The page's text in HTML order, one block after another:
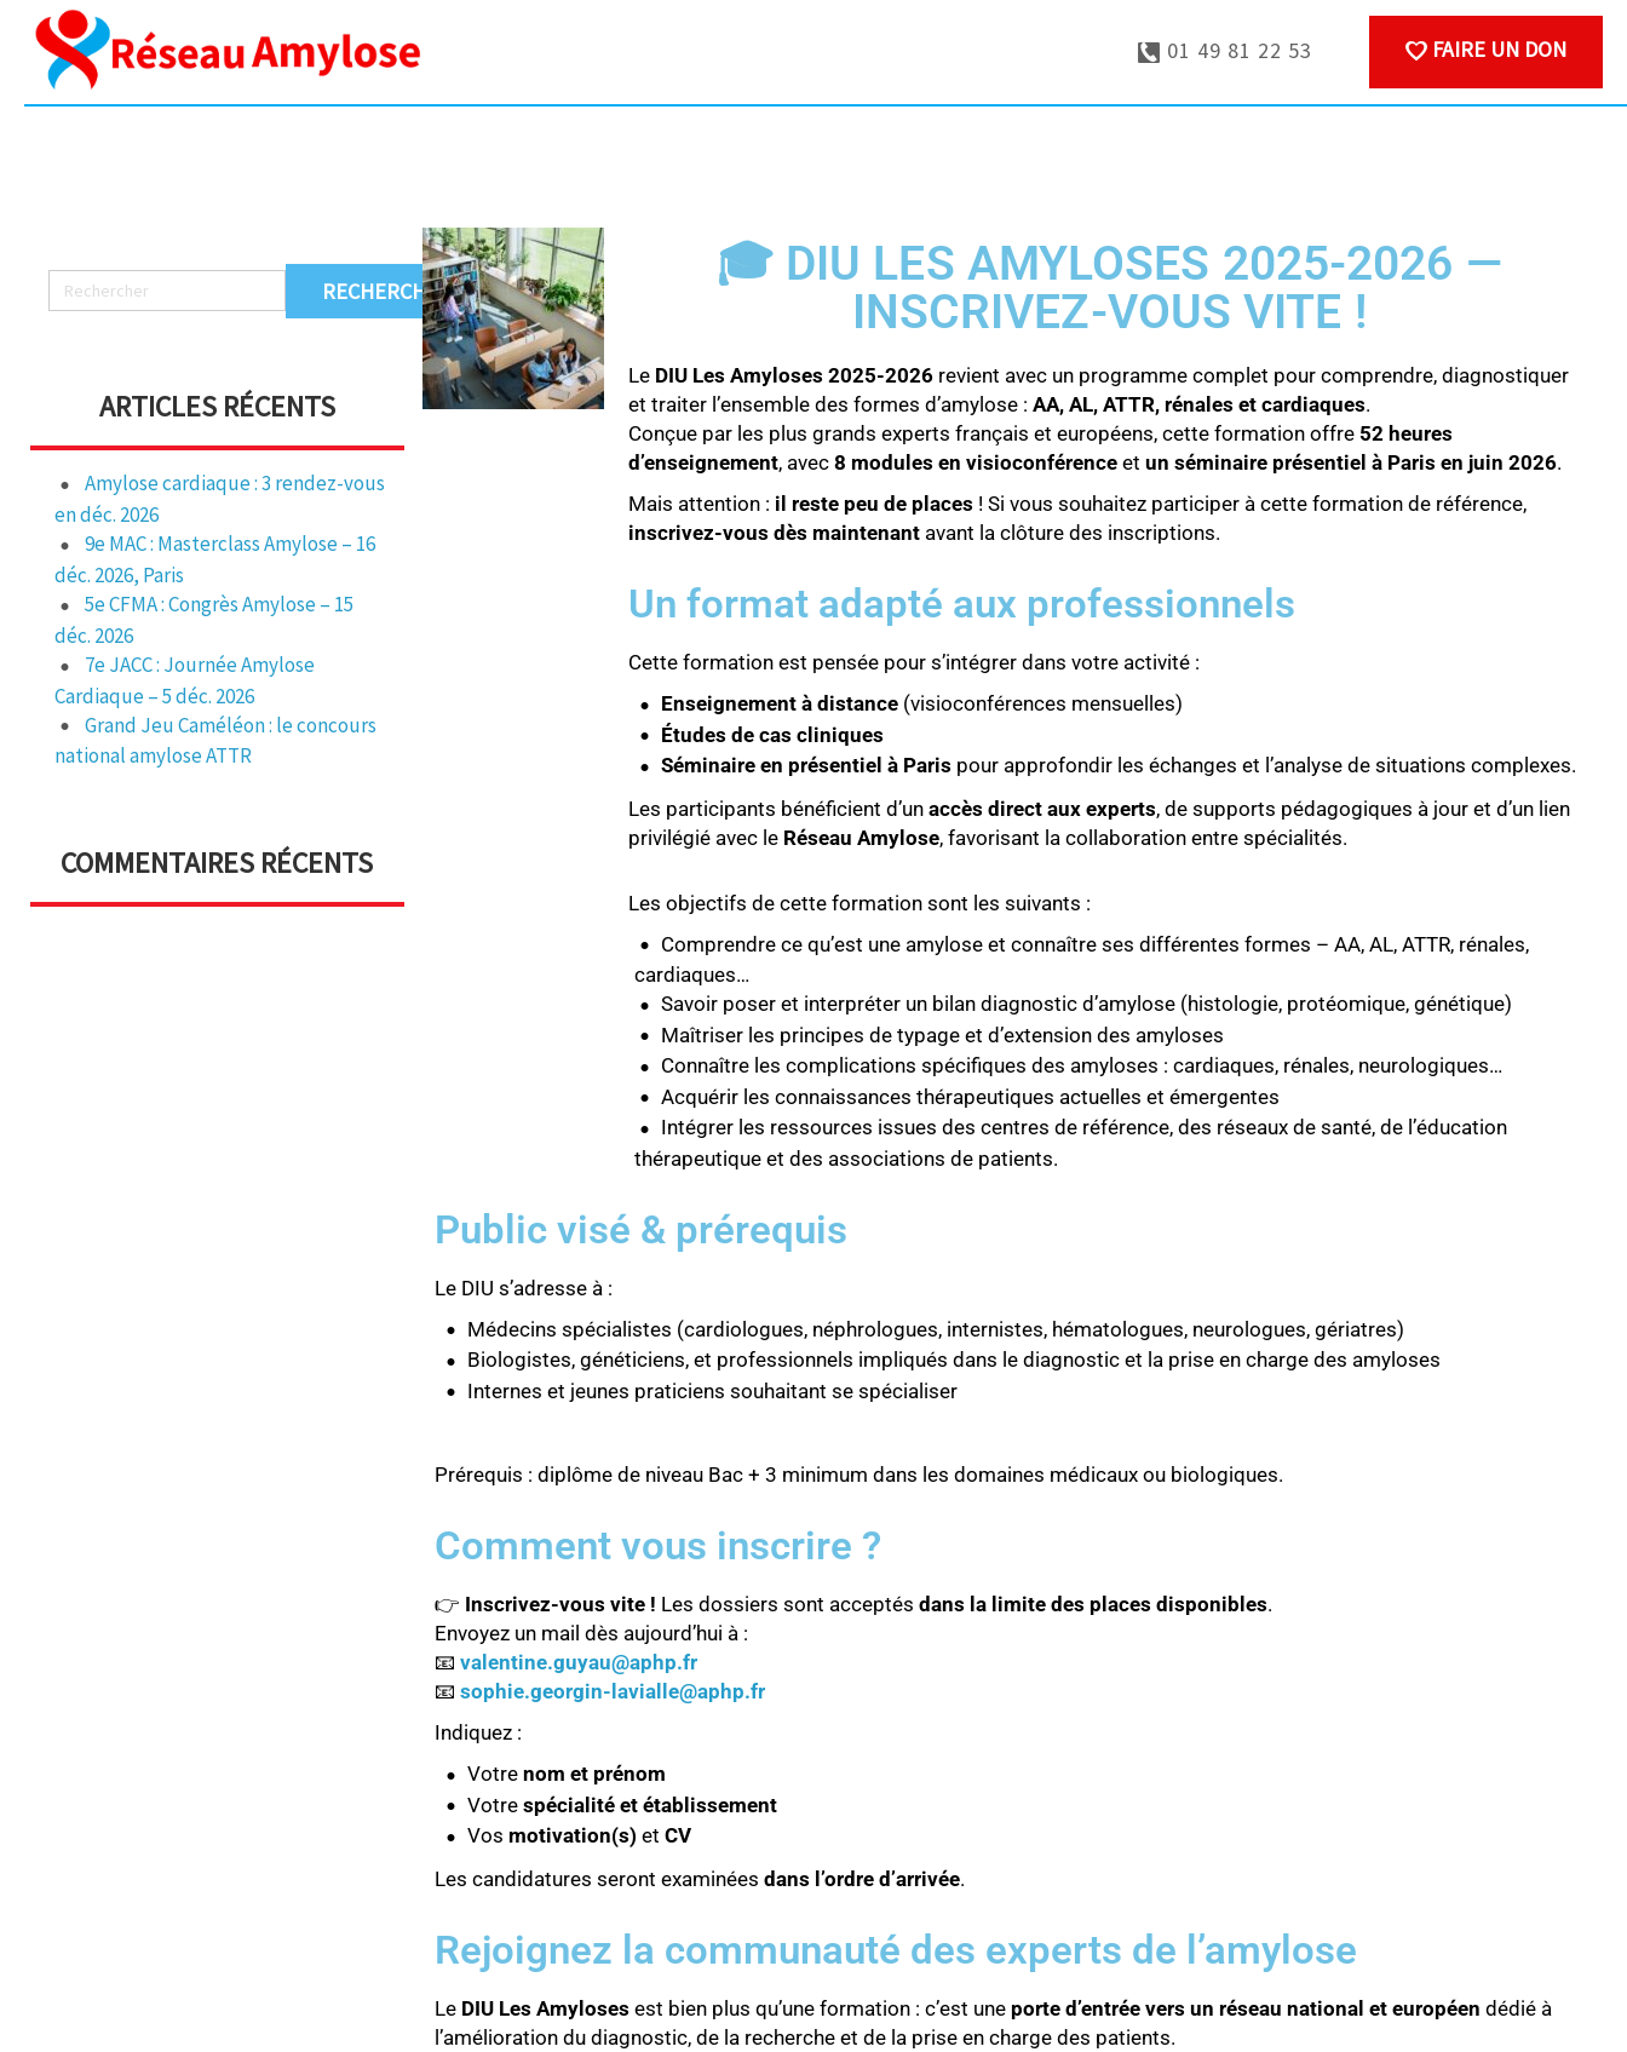
FAIRE UN DON
01 49 81 22 53
ARTICLES RÉCENTS
Amylose cardiaque : 3 rendez-vous
en déc. 2026
9e MAC : Masterclass Amylose – 16
déc. 2026, Paris
5e CFMA : Congrès Amylose – 15
déc. 2026
7e JACC : Journée Amylose
Cardiaque – 5 déc. 2026
Grand Jeu Caméléon : le concours
national amylose ATTR
COMMENTAIRES RÉCENTS
🎓 DIU LES AMYLOSES 2025-2026 —
INSCRIVEZ-VOUS VITE !
Le DIU Les Amyloses 2025-2026revient avec un programme complet pour comprendre, diagnostiquer
et traiter l’ensemble des formes d’amylose : AA, AL, ATTR, rénales et cardiaques.
Conçue par les plus grands experts français et européens, cette formation offre 52 heures
d’enseignement, avec 8 modules en visioconférenceet un séminaire présentiel à Paris en juin 2026.
Mais attention : il reste peu de places ! Si vous souhaitez participer à cette formation de référence,
inscrivez-vous dès maintenantavant la clôture des inscriptions.
Un format adapté aux professionnels
Cette formation est pensée pour s’intégrer dans votre activité :
Enseignement à distance(visioconférences mensuelles)
Études de cas cliniques
Séminaire en présentiel à Paris pour approfondir les échanges et l’analyse de situations complexes.
Les participants bénéficient d’un accès direct aux experts, de supports pédagogiques à jour et d’un lien
privilégié avec le Réseau Amylose, favorisant la collaboration entre spécialités.
Les objectifs de cette formation sont les suivants :
Comprendre ce qu’est une amylose et connaître ses différentes formes – AA, AL, ATTR, rénales,
cardiaques…
Savoir poser et interpréter un bilan diagnostic d’amylose (histologie, protéomique, génétique)
Maîtriser les principes de typage et d’extension des amyloses
Connaître les complications spécifiques des amyloses : cardiaques, rénales, neurologiques…
Acquérir les connaissances thérapeutiques actuelles et émergentes
Intégrer les ressources issues des centres de référence, des réseaux de santé, de l’éducation
thérapeutique et des associations de patients.
Public visé & prérequis
Le DIU s’adresse à :
Médecins spécialistes (cardiologues, néphrologues, internistes, hématologues, neurologues, gériatres)
Biologistes, généticiens, et professionnels impliqués dans le diagnostic et la prise en charge des amyloses
Internes et jeunes praticiens souhaitant se spécialiser
Prérequis : diplôme de niveau Bac + 3 minimum dans les domaines médicaux ou biologiques.
Comment vous inscrire ?
👉 Inscrivez-vous vite ! Les dossiers sont acceptés dans la limite des places disponibles.
Envoyez un mail dès aujourd’hui à :
📧 valentine.guyau@aphp.fr
📧 sophie.georgin-lavialle@aphp.fr
Indiquez :
Votre nom et prénom
Votre spécialité et établissement
Vos motivation(s) et CV
Les candidatures seront examinées dans l’ordre d’arrivée.
Rejoignez la communauté des experts de l’amylose
Le DIU Les Amyloses est bien plus qu’une formation : c’est une porte d’entrée vers un réseau national et européen dédié à
l’amélioration du diagnostic, de la recherche et de la prise en charge des patients.